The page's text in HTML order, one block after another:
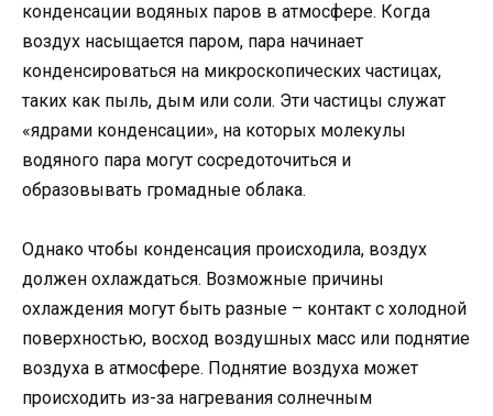
конденсации водяных паров в атмосфере. Когда
воздух насыщается паром, пара начинает
конденсироваться на микроскопических частицах,
таких как пыль, дым или соли. Эти частицы служат
«ядрами конденсации», на которых молекулы
водяного пара могут сосредоточиться и
образовывать громадные облака.
Однако чтобы конденсация происходила, воздух
должен охлаждаться. Возможные причины
охлаждения могут быть разные – контакт с холодной
поверхностью, восход воздушных масс или поднятие
воздуха в атмосфере. Поднятие воздуха может
происходить из-за нагревания солнечным